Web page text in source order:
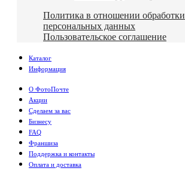
Политика в отношении обработки
персональных данных
Пользовательское соглашение
Каталог
Информация
О ФотоПочте
Акции
Сделаем за вас
Бизнесу
FAQ
Франшиза
Поддержка и контакты
Оплата и доставка